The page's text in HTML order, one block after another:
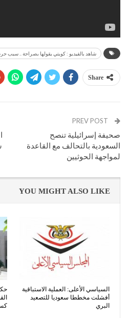
شاهد بالفيديو : كويتي يقولها بصراحة .. سبب
Share
صحيفة إسرائيلية تنصح
السعودية بالتحالف مع القاعدة
لمواجهة الحوثيين
YOU MIGHT ALSO LIKE
السياسي الأعلى: العملية الاستباقية
أفشلت مخططا سعوديا للتصعيد
البري